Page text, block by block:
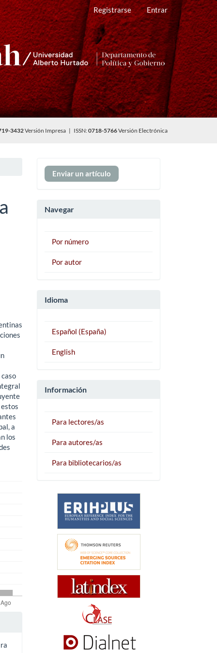
Registrarse Entrar
3432Versión Impresa | ISSN:0718-5766Versión Electrónica
a
los
Enviar
un
Enviar un artículo
Navegar
Por número
Por autor
Idioma
Español (España)
English
Información
Para lectores/as
Para autores/as
Para bibliotecarios/as